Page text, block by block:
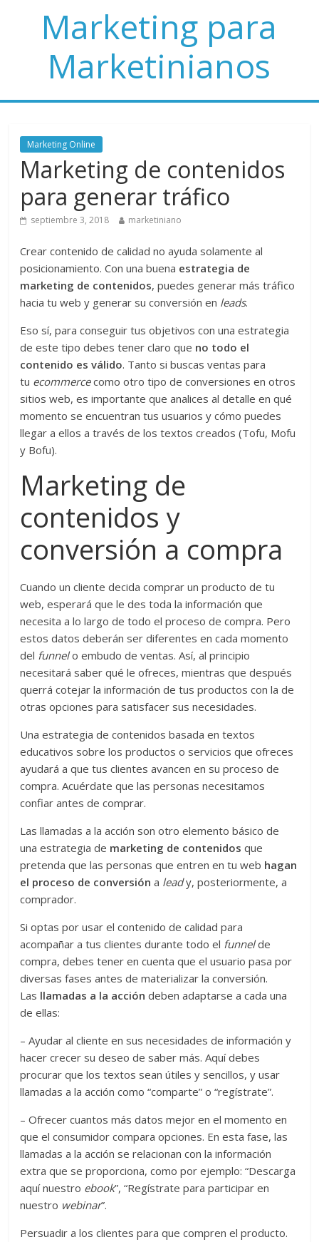
Marketing para
Marketinianos
Marketing Online
Marketing de contenidos
para generar tráfico
septiembre 3, 2018 marketiniano
Crear contenido de calidad no ayuda solamente al
posicionamiento. Con una buena estrategia de
marketing de contenidos, puedes generar más tráfico
hacia tu web y generar su conversión en leads.
Eso sí, para conseguir tus objetivos con una estrategia
de este tipo debes tener claro que no todo el
contenido es válido. Tanto si buscas ventas para
tu ecommercecomo otro tipo de conversiones en otros
sitios web, es importante que analices al detalle en qué
momento se encuentran tus usuarios y cómo puedes
llegar a ellos a través de los textos creados (Tofu, Mofu
y Bofu).
Marketing de
contenidos y
conversión a compra
Cuando un cliente decida comprar un producto de tu
web, esperará que le des toda la información que
necesita a lo largo de todo el proceso de compra. Pero
estos datos deberán ser diferentes en cada momento
del funnelo embudo de ventas. Así, al principio
necesitará saber qué le ofreces, mientras que después
querrá cotejar la información de tus productos con la de
otras opciones para satisfacer sus necesidades.
Una estrategia de contenidos basada en textos
educativos sobre los productos o servicios que ofreces
ayudará a que tus clientes avancen en su proceso de
compra. Acuérdate que las personas necesitamos
confiar antes de comprar.
Las llamadas a la acción son otro elemento básico de
una estrategia de marketing de contenidos que
pretenda que las personas que entren en tu web hagan
el proceso de conversión a leady, posteriormente, a
comprador.
Si optas por usar el contenido de calidad para
acompañar a tus clientes durante todo el funnelde
compra, debes tener en cuenta que el usuario pasa por
diversas fases antes de materializar la conversión.
Las llamadas a la acción deben adaptarse a cada una
de ellas:
– Ayudar al cliente en sus necesidades de información y
hacer crecer su deseo de saber más. Aquí debes
procurar que los textos sean útiles y sencillos, y usar
llamadas a la acción como “comparte” o “regístrate”.
– Ofrecer cuantos más datos mejor en el momento en
que el consumidor compara opciones. En esta fase, las
llamadas a la acción se relacionan con la información
extra que se proporciona, como por ejemplo: “Descarga
aquí nuestro ebook”, “Regístrate para participar en
nuestro webinar”.
Persuadir a los clientes para que compren el producto.